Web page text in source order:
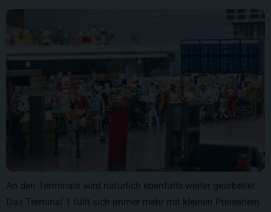
An den Terminals wird natürlich ebenfalls weiter gearbeitet.
Das Terminal 1 füllt sich immer mehr mit kleinen Preiserlein.